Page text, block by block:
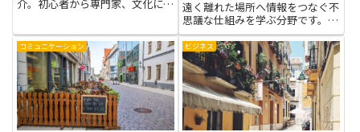
介。初心者から専門家、文化に興
遠く離れた場所へ情報をつなぐ不
思議な仕組みを学ぶ分野です。難
しそうに思えるかもしれません
が、基本を押さえれば身近な科学
として理解できます。この文章で
は、量子テレポーテーションと量
子通信を理解する入り口として、
読...
コミュニケーション ビジネス